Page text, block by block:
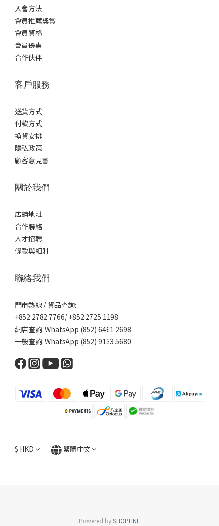
入會方法
會員推薦獎賞
會員資格
會員優惠
合作伙伴
客戶服務
送貨方式
付款方式
換貨安排
隱私政策
顧客意見書
關於我們
店舖地址
合作聯絡
人才招聘
條款與細則
聯絡我們
門市熱線 / 貨品查詢:
+852 2782 7766/ +852 2725 1198
網店查詢: WhatsApp (852) 6461 2698
一般查詢: WhatsApp (852) 9133 5680
$ HKD 繁體中文
Powered bySHOPLINE